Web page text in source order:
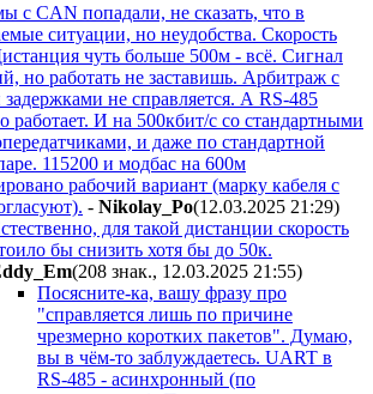
с CAN попадали, не сказать, что в
ситуации, но неудобства. Скорость
чуть больше 500м - всё. Сигнал
но работать не заставишь. Арбитраж с
не справляется. А RS-485
работает. И на 500кбит/с со стандартными
и даже по стандартной
115200 и модбас на 600м
рабочий вариант (марку кабеля с
- Nikolay_Po(12.03.2025 21:29)
для такой дистанции скорость
бы снизить хотя бы до 50к.
(208 знак., 12.03.2025 21:55)
Посясните-ка, вашу фразу про
"справляется лишь по причине
чрезмерно коротких пакетов". Думаю,
вы в чём-то заблуждаетесь. UART в
RS-485 - асинхронный (по